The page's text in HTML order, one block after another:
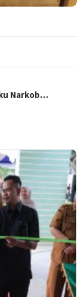
Narkob…